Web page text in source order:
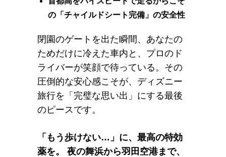
の「チャイルドシート完備」の安全性
閉園のゲートを出た瞬間、あなたの
ためだけに冷えた車内と、プロのド
ライバーが笑顔で待っている。その
圧倒的な安心感こそが、ディズニー
旅行を「完璧な思い出」にする最後
のピースです。
「もう歩けない…」に、最高の特効
薬を。 夜の舞浜から羽田空港まで、